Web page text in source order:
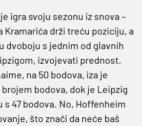
igra svoju sezonu iz snova –
Kramarića drži treću poziciju, a
dvoboju s jednim od glavnih
izvojevati prednost.
na 50 bodova, iza je
bodova, dok je Leipzig
47 bodova. No, Hoffenheim
što znači da neće baš